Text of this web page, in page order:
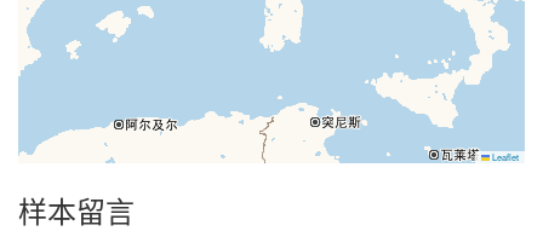
Leaflet
样本留言